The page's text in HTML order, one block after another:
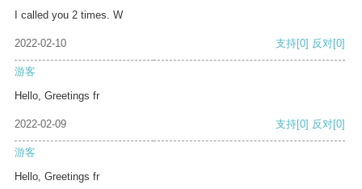
I called you 2 times. W
2022-02-10 支持[0] 反对[0]
游客
Hello, Greetings fr
2022-02-09 支持[0] 反对[0]
游客
Hello, Greetings fr